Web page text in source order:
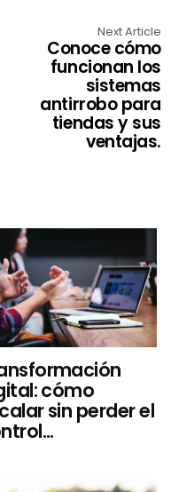
Next Article
Conoce cómo
funcionan los
sistemas
antirrobo para
tiendas y sus
ventajas.
cómo
sin perder el